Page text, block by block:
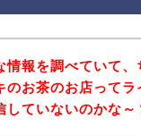
情報を調べていて、
のお茶のお店って
ていないのかな～